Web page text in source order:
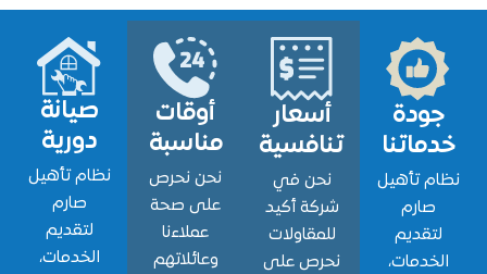
تأهيل
أسعار
تنافسية
نحن في
شركة أكيد
للمقاولات
نحرص على
أوقات
مناسبة
نحن نحرص
على صحة
وعائلاتهم
صيانة
دورية
نظام تأهيل
الخدمات،